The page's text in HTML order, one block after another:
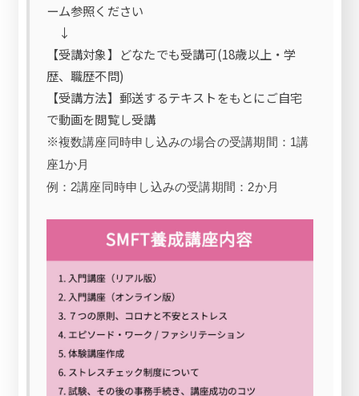
ーム参照ください
↓
【受講対象】どなたでも受講可(18歳以上・学
歴、職歴不問)
【受講方法】郵送するテキストをもとにご自宅
で動画を閲覧し受講
※複数講座同時申し込みの場合の受講期間：1講
座1か月
例：2講座同時申し込みの受講期間：2か月